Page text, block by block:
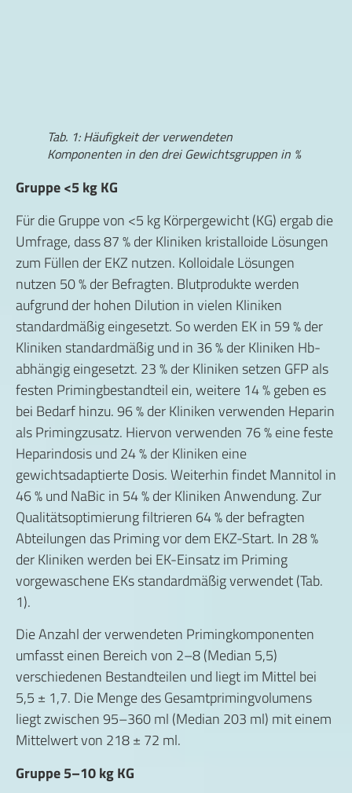
Tab. 1: Häufigkeit der verwendeten
Komponenten in den drei Gewichtsgruppen in %
Gruppe <5 kg KG
Für die Gruppe von <5 kg Körpergewicht (KG) ergab die
Umfrage, dass 87 % der Kliniken kristalloide Lösungen
zum Füllen der EKZ nutzen. Kolloidale Lösungen
nutzen 50 % der Befragten. Blutprodukte werden
aufgrund der hohen Dilution in vielen Kliniken
standardmäßig eingesetzt. So werden EK in 59 % der
Kliniken standardmäßig und in 36 % der Kliniken Hb-
abhängig eingesetzt. 23 % der Kliniken setzen GFP als
festen Primingbestandteil ein, weitere 14 % geben es
bei Bedarf hinzu. 96 % der Kliniken verwenden Heparin
als Primingzusatz. Hiervon verwenden 76 % eine feste
Heparindosis und 24 % der Kliniken eine
gewichtsadaptierte Dosis. Weiterhin findet Mannitol in
46 % und NaBic in 54 % der Kliniken Anwendung. Zur
Qualitätsoptimierung filtrieren 64 % der befragten
Abteilungen das Priming vor dem EKZ-Start. In 28 %
der Kliniken werden bei EK-Einsatz im Priming
vorgewaschene EKs standardmäßig verwendet (Tab.
1).
Die Anzahl der verwendeten Primingkomponenten
umfasst einen Bereich von 2–8 (Median 5,5)
verschiedenen Bestandteilen und liegt im Mittel bei
5,5 ± 1,7. Die Menge des Gesamtprimingvolumens
liegt zwischen 95–360 ml (Median 203 ml) mit einem
Mittelwert von 218 ± 72 ml.
Gruppe 5–10 kg KG